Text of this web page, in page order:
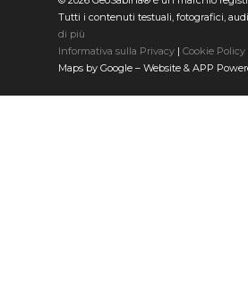
Tutti i contenuti testuali, fotografici,
di più
Informativa sulla Privacy | Cookie Policy
Maps by Google – Website & APP